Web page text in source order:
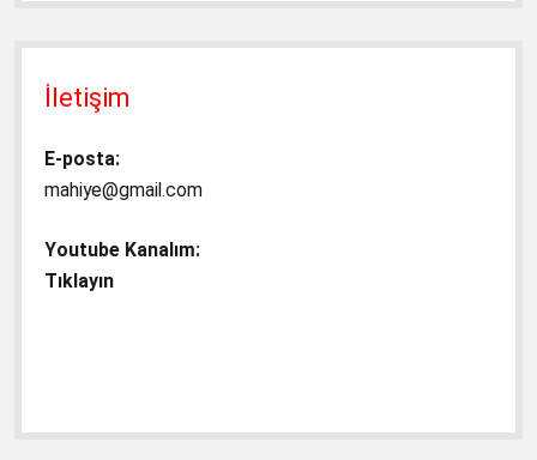
İletişim
E-posta:
mahiye@gmail.com
Youtube Kanalım:
Tıklayın